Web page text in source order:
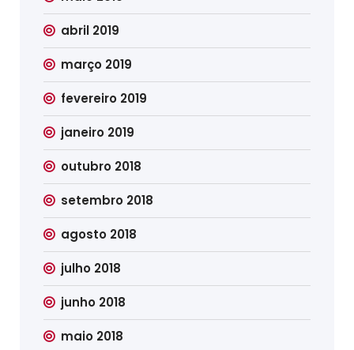
abril 2019
março 2019
fevereiro 2019
janeiro 2019
outubro 2018
setembro 2018
agosto 2018
julho 2018
junho 2018
maio 2018